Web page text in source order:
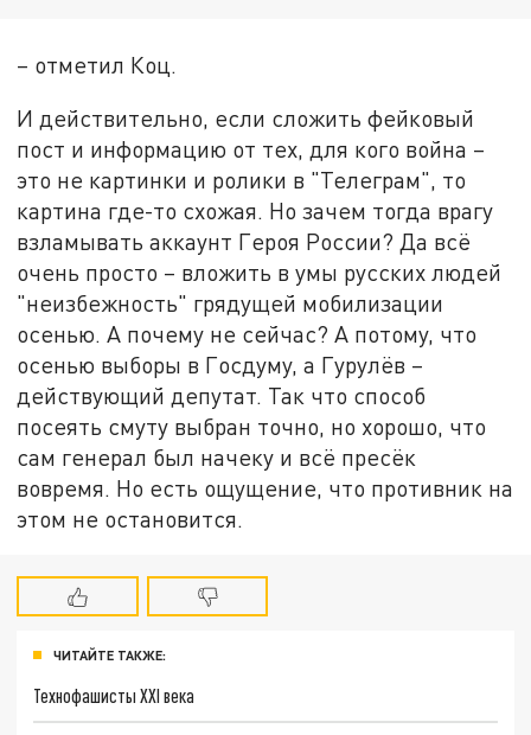
– отметил Коц.
И действительно, если сложить фейковый
пост и информацию от тех, для кого война –
это не картинки и ролики в "Телеграм", то
картина где-то схожая. Но зачем тогда врагу
взламывать аккаунт Героя России? Да всё
очень просто – вложить в умы русских людей
"неизбежность" грядущей мобилизации
осенью. А почему не сейчас? А потому, что
осенью выборы в Госдуму, а Гурулёв –
действующий депутат. Так что способ
посеять смуту выбран точно, но хорошо, что
сам генерал был начеку и всё пресёк
вовремя. Но есть ощущение, что противник на
этом не остановится.
ЧИТАЙТЕ ТАКЖЕ:
Технофашисты XXI века